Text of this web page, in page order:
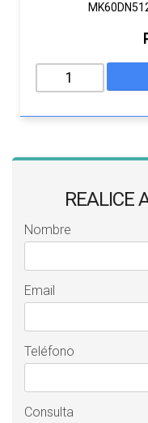
REALICE
Nombre
Email
Teléfono
Consulta